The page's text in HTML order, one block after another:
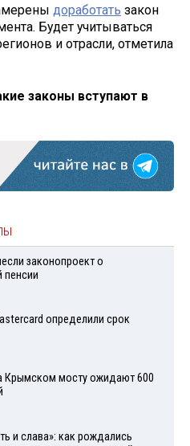
доработать закон
Будет учитываться
и отрасли, отметила
законы вступают в
законопроект о
пенсии
определили срок
Крымском мосту ожидают 600
и слава»: как рождались